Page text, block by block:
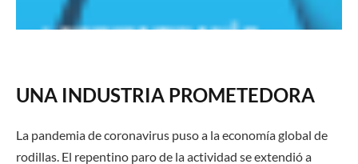
UNA INDUSTRIA PROMETEDORA
La pandemia de coronavirus puso a la economía global de
rodillas. El repentino paro de la actividad se extendió a